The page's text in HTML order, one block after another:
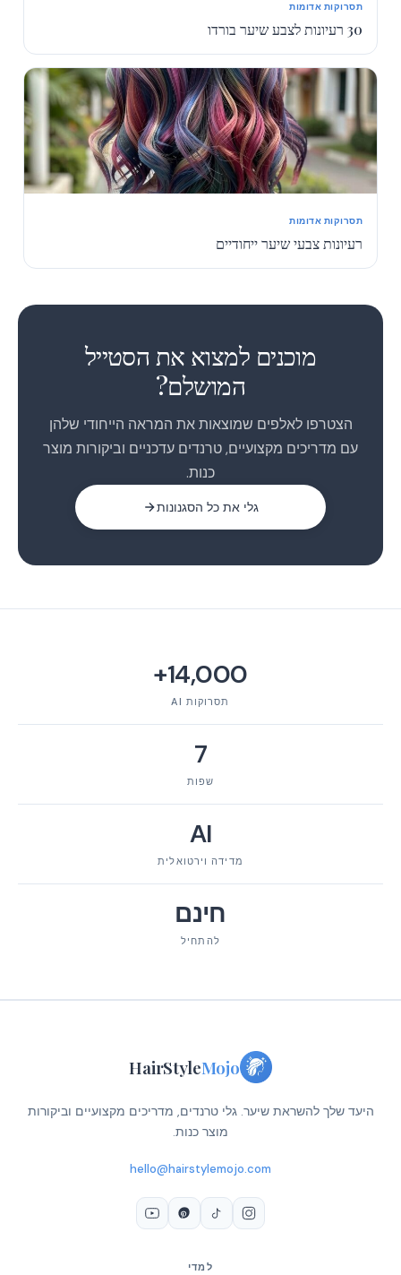
תסרוקות אדומות
30 רעיונות לצבע שיער בורדו
תסרוקות אדומות
רעיונות צבעי שיער ייחודיים
מוכנים למצוא את הסטייל
המושלם?
הצטרפו לאלפים שמוצאות את המראה הייחודי שלהן
עם מדריכים מקצועיים, טרנדים עדכניים וביקורות מוצר
כנות.
גלי את כל הסגנונות
14,000+
תסרוקות AI
7
שפות
AI
מדידה וירטואלית
חינם
להתחיל
HairStyleMojo
היעד שלך להשראת שיער. גלי טרנדים, מדריכים מקצועיים וביקורות
מוצר כנות.
hello@hairstylemojo.com
למדי